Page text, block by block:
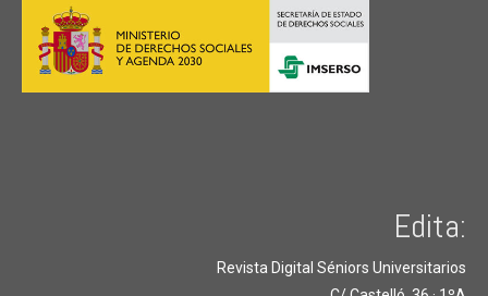
Edita:
Revista Digital Séniors Universitarios